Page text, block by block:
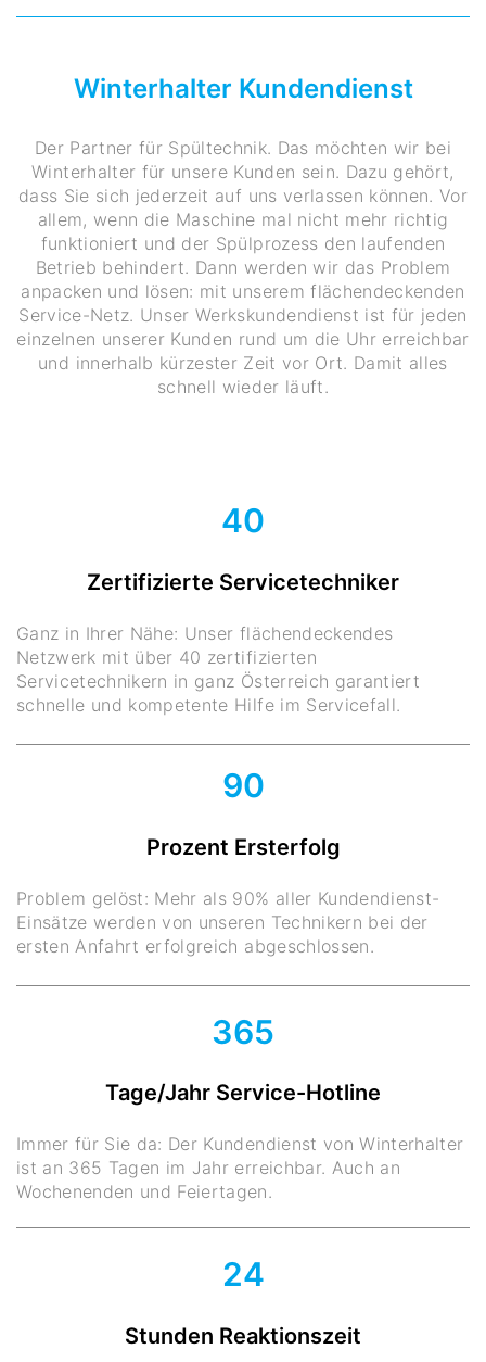
Winterhalter Kundendienst
Der Partner für Spültechnik. Das möchten wir bei
Winterhalter für unsere Kunden sein. Dazu gehört,
dass Sie sich jederzeit auf uns verlassen können. Vor
allem, wenn die Maschine mal nicht mehr richtig
funktioniert und der Spülprozess den laufenden
Betrieb behindert. Dann werden wir das Problem
anpacken und lösen: mit unserem flächendeckenden
Service-Netz. Unser Werkskundendienst ist für jeden
einzelnen unserer Kunden rund um die Uhr erreichbar
und innerhalb kürzester Zeit vor Ort. Damit alles
schnell wieder läuft.
40
Zertifizierte Servicetechniker
Ganz in Ihrer Nähe: Unser flächendeckendes
Netzwerk mit über 40 zertifizierten
Servicetechnikern in ganz Österreich garantiert
schnelle und kompetente Hilfe im Servicefall.
90
Prozent Ersterfolg
Problem gelöst: Mehr als 90% aller Kundendienst-
Einsätze werden von unseren Technikern bei der
ersten Anfahrt erfolgreich abgeschlossen.
365
Tage/Jahr Service-Hotline
Immer für Sie da: Der Kundendienst von Winterhalter
ist an 365 Tagen im Jahr erreichbar. Auch an
Wochenenden und Feiertagen.
24
Stunden Reaktionszeit